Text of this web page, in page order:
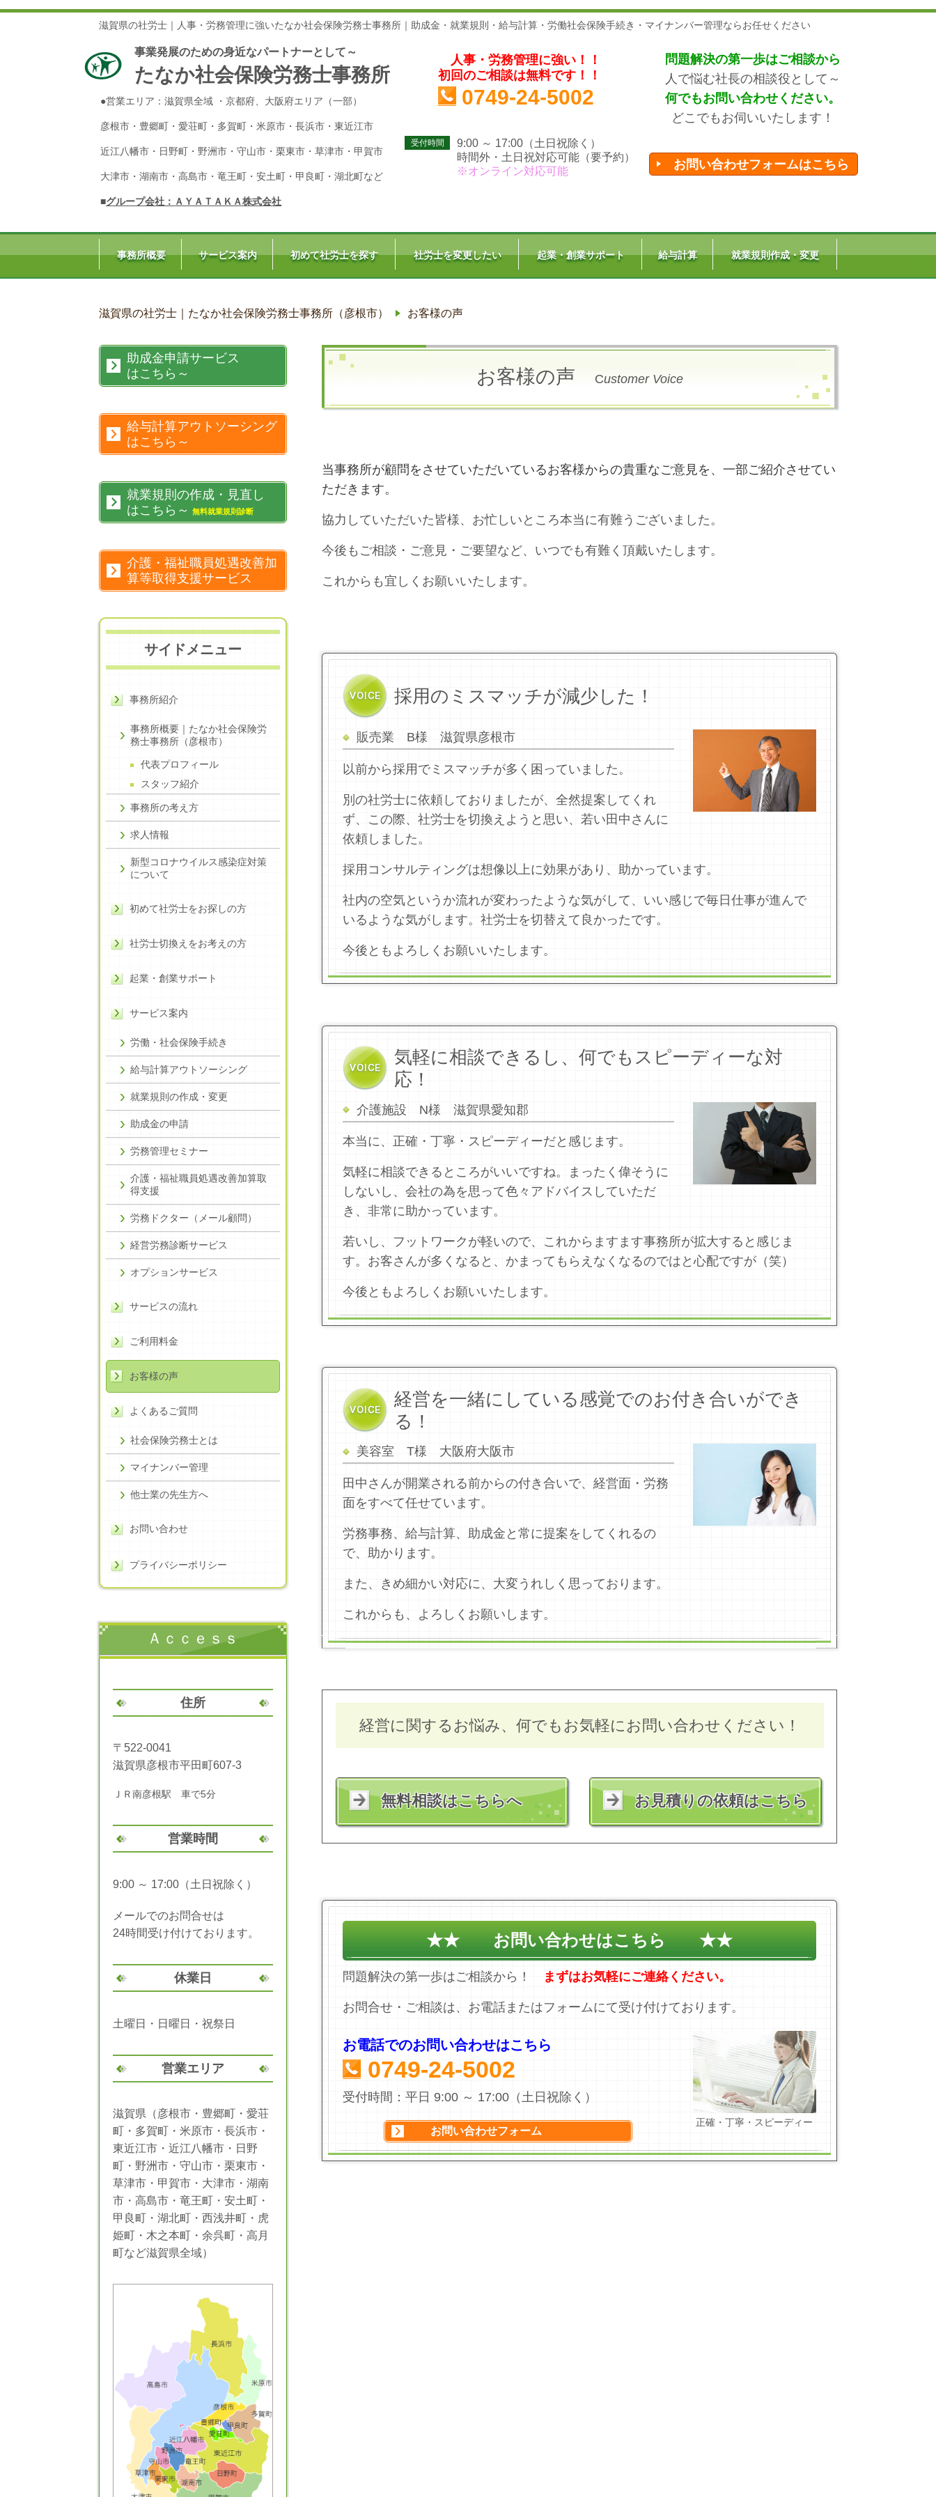
滋賀県の社労士｜人事・労務管理に強いたなか社会保険労務士事務所｜助成金・就業規則・給与計算・労働社会保険手続き・マイナンバー管理ならお任せください
事業発展のための身近なパートナーとして～
たなか社会保険労務士事務所
●営業エリア：滋賀県全域 ・京都府、大阪府エリア（一部）
彦根市・豊郷町・愛荘町・多賀町・米原市・長浜市・東近江市
近江八幡市・日野町・野洲市・守山市・栗東市・草津市・甲賀市
大津市・湖南市・高島市・竜王町・安土町・甲良町・湖北町など
■グループ会社：ＡＹＡＴＡＫＡ株式会社
人事・労務管理に強い！！
初回のご相談は無料です！！
0749-24-5002
受付時間
9:00 ～ 17:00（土日祝除く）
時間外・土日祝対応可能（要予約）
※オンライン対応可能
問題解決の第一歩はご相談から
人で悩む社長の相談役として～
何でもお問い合わせください。
どこでもお伺いいたします！
お問い合わせフォームはこちら
事務所概要 サービス案内 初めて社労士を探す 社労士を変更したい 起業・創業サポート 給与計算 就業規則作成・変更
滋賀県の社労士｜たなか社会保険労務士事務所（彦根市） お客様の声
お客様の声 Customer Voice
当事務所が顧問をさせていただいているお客様からの貴重なご意見を、一部ご紹介させてい
ただきます。
協力していただいた皆様、お忙しいところ本当に有難うございました。
今後もご相談・ご意見・ご要望など、いつでも有難く頂戴いたします。
これからも宜しくお願いいたします。
採用のミスマッチが減少した！
販売業 B様 滋賀県彦根市
以前から採用でミスマッチが多く困っていました。
別の社労士に依頼しておりましたが、全然提案してくれ
ず、この際、社労士を切換えようと思い、若い田中さんに
依頼しました。
採用コンサルティングは想像以上に効果があり、助かっています。
社内の空気というか流れが変わったような気がして、いい感じで毎日仕事が進んで
いるような気がします。社労士を切替えて良かったです。
今後ともよろしくお願いいたします。
気軽に相談できるし、何でもスピーディーな対
応！
介護施設 N様 滋賀県愛知郡
本当に、正確・丁寧・スピーディーだと感じます。
気軽に相談できるところがいいですね。まったく偉そうに
しないし、会社の為を思って色々アドバイスしていただ
き、非常に助かっています。
若いし、フットワークが軽いので、これからますます事務所が拡大すると感じま
す。お客さんが多くなると、かまってもらえなくなるのではと心配ですが（笑）
今後ともよろしくお願いいたします。
経営を一緒にしている感覚でのお付き合いができ
る！
美容室 T様 大阪府大阪市
田中さんが開業される前からの付き合いで、経営面・労務
面をすべて任せています。
労務事務、給与計算、助成金と常に提案をしてくれるの
で、助かります。
また、きめ細かい対応に、大変うれしく思っております。
これからも、よろしくお願いします。
経営に関するお悩み、何でもお気軽にお問い合わせください！
無料相談はこちらへ お見積りの依頼はこちら
★★ お問い合わせはこちら ★★
問題解決の第一歩はご相談から！ まずはお気軽にご連絡ください。
お問合せ・ご相談は、お電話またはフォームにて受け付けております。
正確・丁寧・スピーディー
お電話でのお問い合わせはこちら
0749-24-5002
受付時間：平日 9:00 ～ 17:00（土日祝除く）
お問い合わせフォーム
助成金申請サービス
はこちら～
給与計算アウトソーシング
はこちら～
就業規則の作成・見直し
はこちら～ 無料就業規則診断
介護・福祉職員処遇改善加
算等取得支援サービス
サイドメニュー
事務所紹介
事務所概要｜たなか社会保険労
務士事務所（彦根市）
代表プロフィール
スタッフ紹介
事務所の考え方
求人情報
新型コロナウイルス感染症対策
について
初めて社労士をお探しの方
社労士切換えをお考えの方
起業・創業サポート
サービス案内
労働・社会保険手続き
給与計算アウトソーシング
就業規則の作成・変更
助成金の申請
労務管理セミナー
介護・福祉職員処遇改善加算取
得支援
労務ドクター（メール顧問）
経営労務診断サービス
オプションサービス
サービスの流れ
ご利用料金
お客様の声
よくあるご質問
社会保険労務士とは
マイナンバー管理
他士業の先生方へ
お問い合わせ
プライバシーポリシー
Ａｃｃｅｓｓ
住所
〒522-0041
滋賀県彦根市平田町607-3
ＪＲ南彦根駅 車で5分
営業時間
9:00 ～ 17:00（土日祝除く）
メールでのお問合せは
24時間受け付けております。
休業日
土曜日・日曜日・祝祭日
営業エリア
滋賀県（彦根市・豊郷町・愛荘
町・多賀町・米原市・長浜市・
東近江市・近江八幡市・日野
町・野洲市・守山市・栗東市・
草津市・甲賀市・大津市・湖南
市・高島市・竜王町・安土町・
甲良町・湖北町・西浅井町・虎
姫町・木之本町・余呉町・高月
町など滋賀県全域）